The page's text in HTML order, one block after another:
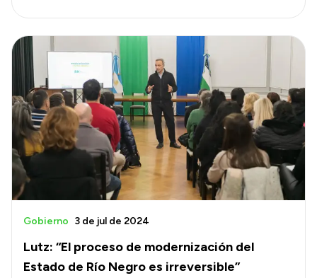
Lutz: “El proceso de modernización del
Estado de Río Negro es irreversible”
Gobierno 3 de jul de 2024